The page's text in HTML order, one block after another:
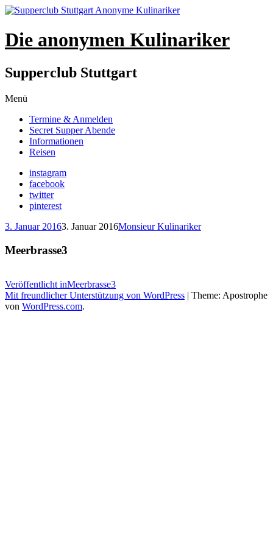
Die anonymen Kulinariker
Supperclub Stuttgart
Menü
springen
Termine & Anmelden
Secret Supper Abende
Informationen
Reisen
instagram
facebook
twitter
pinterest
3. Januar 20163. Januar 2016Monsieur Kulinariker
Meerbrasse3
Beitragsnavigation
Veröffentlicht inMeerbrasse3
Mit freundlicher Unterstützung von WordPress | Theme: Apostrophe
von WordPress.com.